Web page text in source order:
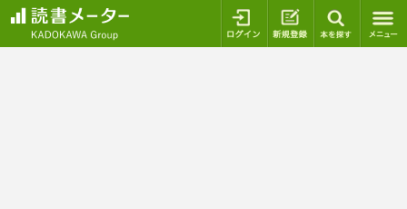
ログイン 新規登録